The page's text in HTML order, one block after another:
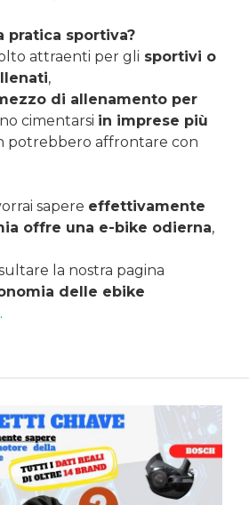
pratica sportiva?
attraenti per gli sportivi o
,
di allenamento per
cimentarsi in imprese più
potrebbero affrontare con
sapere effettivamente
offre una e-bike odierna,
la nostra pagina
delle ebike
.